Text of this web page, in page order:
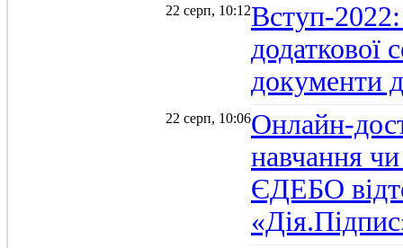
22 серп, 10:12Вступ-
додаткової
документи
22 серп, 10:06Онлайн-
навчання
ЄДЕБО